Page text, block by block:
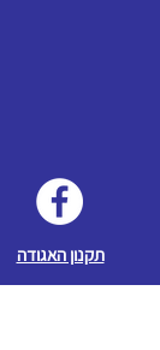
תקנון האגודה